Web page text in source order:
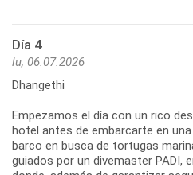
Día 4
lu, 06.07.2026
Dhangethi
Empezamos el día con un rico
hotel antes de embarcarte en
barco en busca de tortugas
guiados por un divemaster PADI,